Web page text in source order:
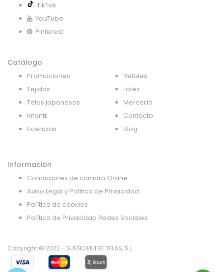
TikTok
YouTube
Pinterest
Catálogo
Promociones
Tejidos
Telas japonesas
Infantil
Licencias
Retales
Lotes
Mercería
Contacto
Blog
Información
Condiciones de compra Online
Aviso Legal y Política de Privacidad
Política de cookies
Política de Privacidad Redes Sociales
Copyright © 2022 - SUEÑO ENTRE TELAS, S.L.